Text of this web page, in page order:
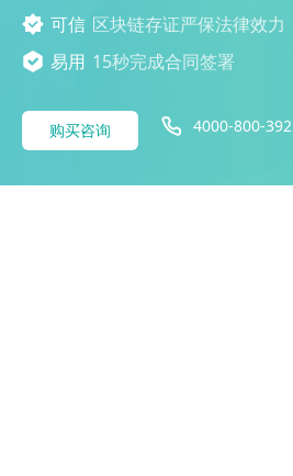
可信 区块链存证严保法律效力
易用 15秒完成合同签署
购买咨询 4000-800-392